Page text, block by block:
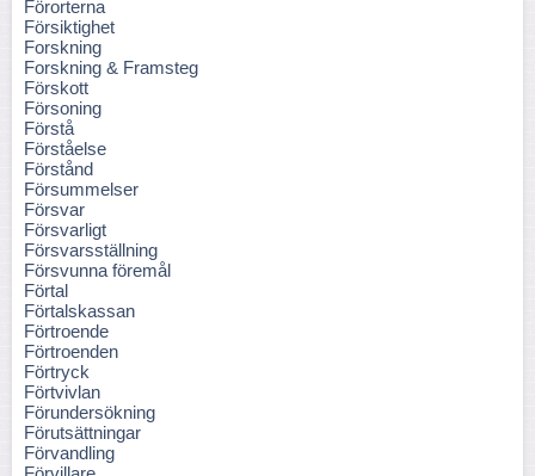
Förorterna
Försiktighet
Forskning
Forskning & Framsteg
Förskott
Försoning
Förstå
Förståelse
Förstånd
Försummelser
Försvar
Försvarligt
Försvarsställning
Försvunna föremål
Förtal
Förtalskassan
Förtroende
Förtroenden
Förtryck
Förtvivlan
Förundersökning
Förutsättningar
Förvandling